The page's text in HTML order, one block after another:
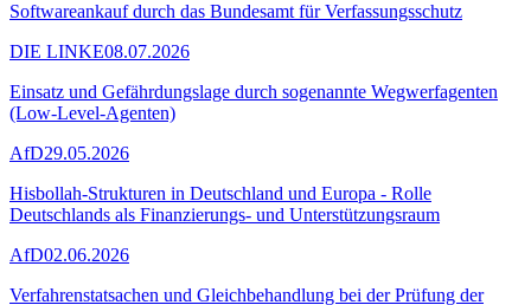
Softwareankauf durch das Bundesamt für Verfassungsschutz
DIE LINKE08.07.2026
Einsatz und Gefährdungslage durch sogenannte Wegwerfagenten
(Low-Level-Agenten)
AfD29.05.2026
Hisbollah-Strukturen in Deutschland und Europa - Rolle
Deutschlands als Finanzierungs- und Unterstützungsraum
AfD02.06.2026
Verfahrenstatsachen und Gleichbehandlung bei der Prüfung der